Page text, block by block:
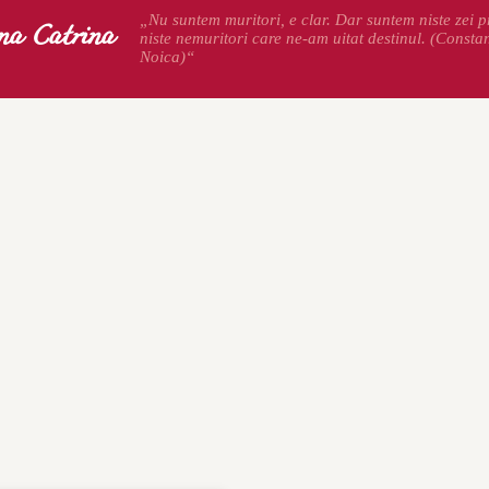
Catrina
„Nu suntem muritori, e clar. Dar suntem niste zei
niste nemuritori care ne-am uitat destinul.
Noica)“